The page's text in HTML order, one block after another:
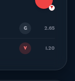
▼
G 2.65
V 1.20